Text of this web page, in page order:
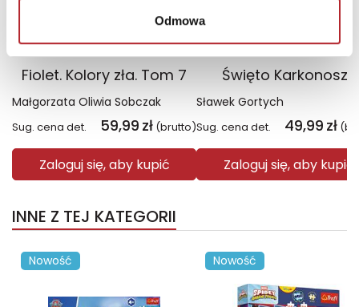
Odmowa
Fiolet. Kolory zła. Tom 7
Małgorzata Oliwia Sobczak
Sug. cena det. 59,99 zł (brutto)
Zaloguj się, aby kupić
Święto Karkonoszy
Sławek Gortych
Sug. cena det. 49,99 zł
Zaloguj się, aby kupić
INNE Z TEJ KATEGORII
Nowość Nowość